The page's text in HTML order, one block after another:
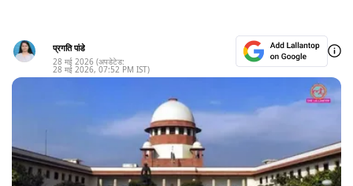
प्रगति पांडे
28 मई 2026 (अपडेटेड:
28 मई 2026, 07:52 PM IST)